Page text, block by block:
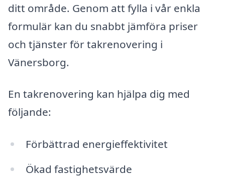
ditt område. Genom att fylla i vår enkla
formulär kan du snabbt jämföra priser
och tjänster för takrenovering i
Vänersborg.
En takrenovering kan hjälpa dig med
följande:
Förbättrad energieffektivitet
Ökad fastighetsvärde